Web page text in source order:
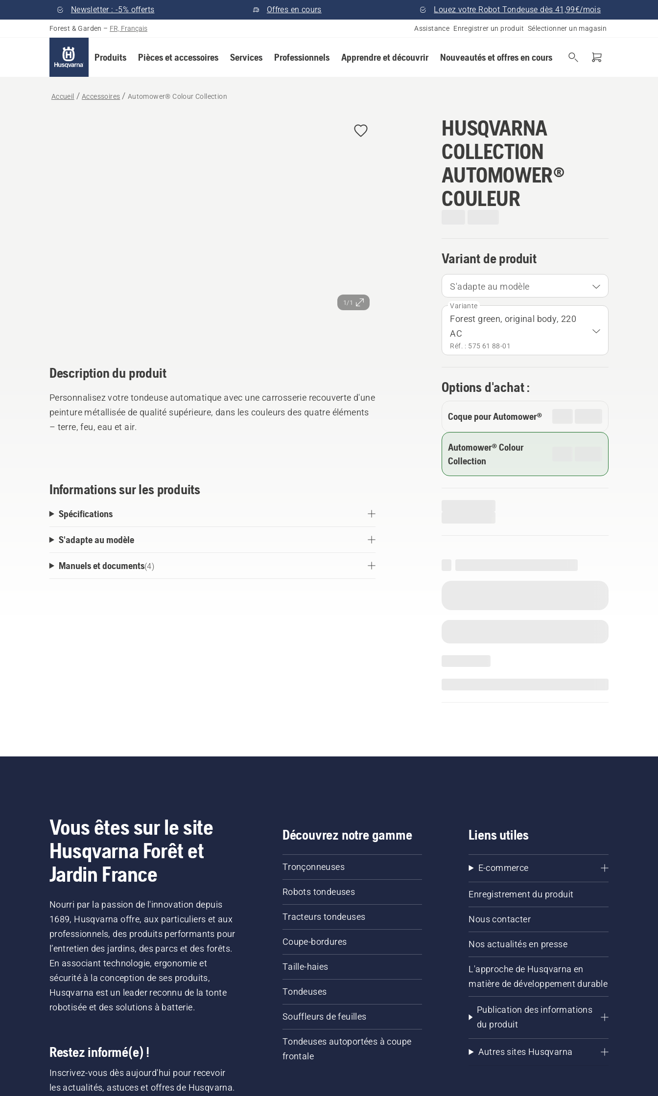
Newsletter : -5% offerts Offres en cours Louez votre Robot Tondeuse dès 41,99€/mois
Forest & Garden – FR, Français Assistance Enregistrer un produit Sélectionner un magasin
Produits Pièces et accessoires Services Professionnels Apprendre et découvrir Nouveautés et offres en cours
Accueil Accessoires Automower® Colour Collection
1/1
HUSQVARNA
COLLECTION
AUTOMOWER®
COULEUR
Variant de produit
S'adapte au modèle
Variante
Forest green, original body, 220
AC
Réf. : 575 61 88‑01
Options d'achat :
Coque pour Automower®
Automower® Colour
Collection
Description du produit
Personnalisez votre tondeuse automatique avec une carrosserie recouverte d'une
peinture métallisée de qualité supérieure, dans les couleurs des quatre éléments
– terre, feu, eau et air.
Informations sur les produits
Spécifications
S'adapte au modèle
Manuels et documents(4)
Vous êtes sur le site
Husqvarna Forêt et
Jardin France
Nourri par la passion de l'innovation depuis
1689, Husqvarna offre, aux particuliers et aux
professionnels, des produits performants pour
l’entretien des jardins, des parcs et des forêts.
En associant technologie, ergonomie et
sécurité à la conception de ses produits,
Husqvarna est un leader reconnu de la tonte
robotisée et des solutions à batterie.
Restez informé(e) !
Inscrivez-vous dès aujourd'hui pour recevoir
les actualités, astuces et offres de Husqvarna.
Découvrez notre gamme
Tronçonneuses
Robots tondeuses
Tracteurs tondeuses
Coupe-bordures
Taille-haies
Tondeuses
Souffleurs de feuilles
Tondeuses autoportées à coupe
frontale
Liens utiles
E-commerce
Enregistrement du produit
Nous contacter
Nos actualités en presse
L'approche de Husqvarna en
matière de développement durable
Publication des informations
du produit
Autres sites Husqvarna